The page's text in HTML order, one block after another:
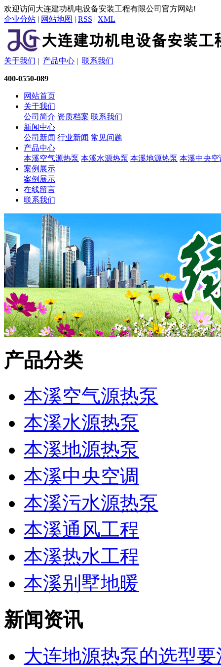
欢迎访问大连建功机电设备安装工程有限公司官方网站!
企业分站 | 网站地图 | RSS | XML
关于我们 | 产品中心 | 联系我们
400-0550-089
网站首页
关于我们
公司简介 资质档案 联系我们
新闻中心
公司新闻 行业新闻 常见问题
产品中心
本溪空气源热泵 本溪水源热泵 本溪地源热泵 本溪中央空
案例展示
案例展示
在线留言
联系我们
产品分类
本溪空气源热泵
本溪水源热泵
本溪地源热泵
本溪中央空调
本溪污水源热泵
本溪通风工程
本溪热水工程
本溪别墅地暖
新闻资讯
大连地源热泵的选型